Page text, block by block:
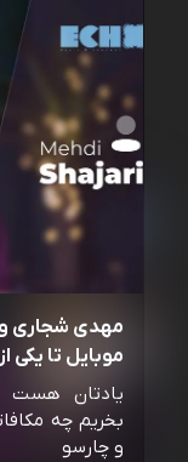
مهدی شجاری و
موبایل تا یکی
یادتان هست
بخریم چه
و چارسو